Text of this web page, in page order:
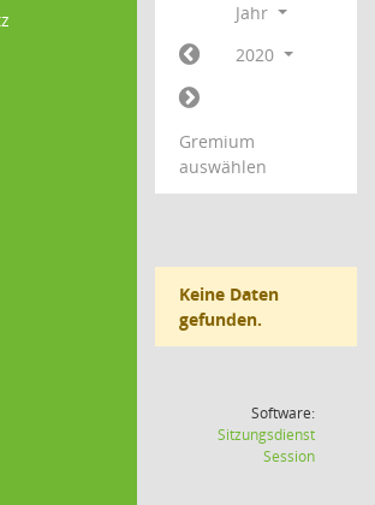
Jahr
2020
Gremium
auswählen
Keine Daten
gefunden.
Software:
Sitzungsdienst
Session(Wird in